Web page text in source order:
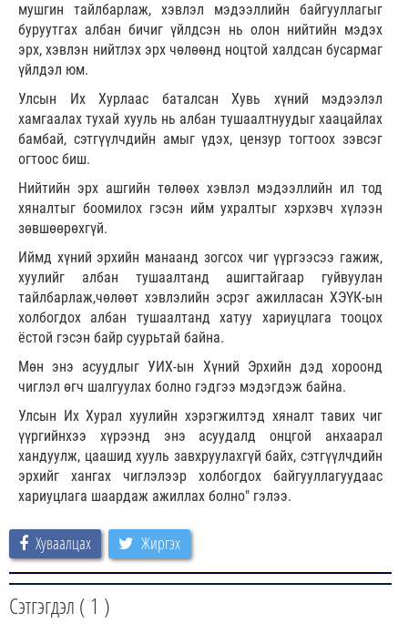
мушгин тайлбарлаж, хэвлэл мэдээллийн байгууллагыг
буруутгах албан бичиг үйлдсэн нь олон нийтийн мэдэх
эрх, хэвлэн нийтлэх эрх чөлөөнд ноцтой халдсан бусармаг
үйлдэл юм.
Улсын Их Хурлаас баталсан Хувь хүний мэдээлэл
хамгаалах тухай хууль нь албан тушаалтнуудыг хаацайлах
бамбай, сэтгүүлчдийн амыг үдэх, цензур тогтоох зэвсэг
огтоос биш.
Нийтийн эрх ашгийн төлөөх хэвлэл мэдээллийн ил тод
хяналтыг боомилох гэсэн ийм ухралтыг хэрхэвч хүлээн
зөвшөөрөхгүй.
Иймд хүний эрхийн манаанд зогсох чиг үүргээсээ гажиж,
хуулийг албан тушаалтанд ашигтайгаар гуйвуулан
тайлбарлаж,чөлөөт хэвлэлийн эсрэг ажилласан ХЭҮК-ын
холбогдох албан тушаалтанд хатуу хариуцлага тооцох
ёстой гэсэн байр суурьтай байна.
Мөн энэ асуудлыг УИХ-ын Хүний Эрхийн дэд хороонд
чиглэл өгч шалгуулах болно гэдгээ мэдэгдэж байна.
Улсын Их Хурал хуулийн хэрэгжилтэд хяналт тавих чиг
үүргийнхээ хүрээнд энэ асуудалд онцгой анхаарал
хандуулж, цаашид хууль завхруулахгүй байх, сэтгүүлчдийн
эрхийг хангах чиглэлээр холбогдох байгууллагуудаас
хариуцлага шаардаж ажиллах болно" гэлээ.
Хуваалцах Жиргэх
Сэтгэгдэл ( 1 )